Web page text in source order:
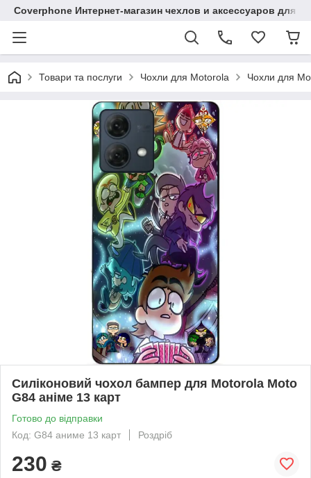
Coverphone Интернет-магазин чехлов и аксессуаров для
Товари та послуги Чохли для Motorola Чохли для
Силіконовий чохол бампер для Motorola Moto
G84 аніме 13 карт
Готово до відправки
Код: G84 аниме 13 карт
Роздріб
230 ₴